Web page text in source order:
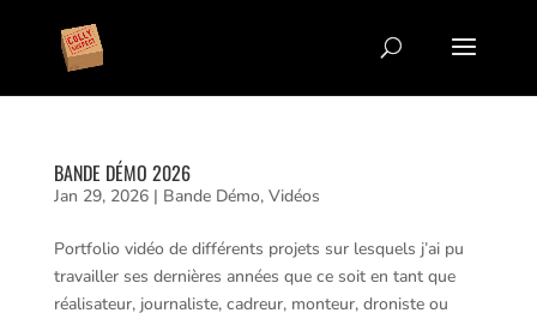
BANDE DÉMO 2026
Jan 29, 2026| Bande Démo, Vidéos
Portfolio vidéo de différents projets sur lesquels j’ai pu
travailler ses dernières années que ce soit en tant que
réalisateur, journaliste, cadreur, monteur, droniste ou